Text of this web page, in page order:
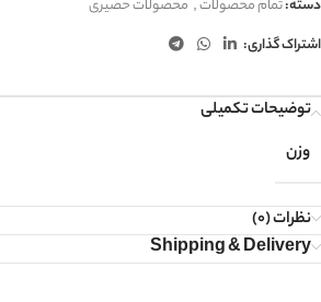
دسته:تمام محصولات, محصولات حصیری
اشتراک گذاری:
توضیحات تکمیلی
وزن
نظرات (0)
Shipping & Delivery